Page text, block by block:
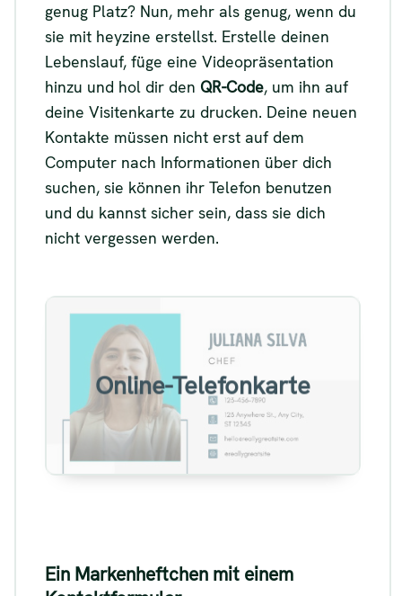
genug Platz? Nun, mehr als genug, wenn du
sie mit heyzine erstellst. Erstelle deinen
Lebenslauf, füge eine Videopräsentation
hinzu und hol dir den QR-Code, um ihn auf
deine Visitenkarte zu drucken. Deine neuen
Kontakte müssen nicht erst auf dem
Computer nach Informationen über dich
suchen, sie können ihr Telefon benutzen
und du kannst sicher sein, dass sie dich
nicht vergessen werden.
Online-Telefonkarte
Beispiel für eine Online-
Telefonkarte
Siehe
Ein Markenheftchen mit einem